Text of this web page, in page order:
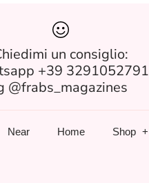
un consiglio:
+39 3291052791
@frabs_magazines
Near Home Shop